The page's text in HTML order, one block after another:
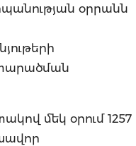
օրրանն
մեկ օրում 1257